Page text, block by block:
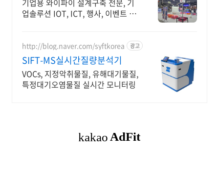
기업용 와이파이 설계구축 전문, 기
업솔루션 IOT, ICT, 행사, 이벤트 나
문의
http://blog.naver.com/syftkorea 광고
SIFT-MS실시간질량분석기
VOCs, 지정악취물질, 유해대기물질,
특정대기오염물질 실시간 모니터링